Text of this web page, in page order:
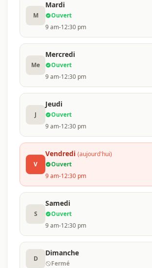
M
Mardi
Ouvert
9 am-12:30 pm
Me
Mercredi
Ouvert
9 am-12:30 pm
J
Jeudi
Ouvert
9 am-12:30 pm
V
Vendredi (aujourd'hui)
Ouvert
9 am-12:30 pm
S
Samedi
Ouvert
9 am-12:30 pm
D
Dimanche
Fermé